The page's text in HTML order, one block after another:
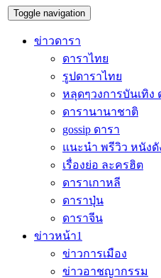
Toggle navigation
ข่าวดารา
ดาราไทย
รูปดาราไทย
หลุดๆวงการบันเทิง
ดารานานาชาติ
gossip ดารา
แนะนำ พรีวิว หนังดั
เรื่องย่อ ละครฮิต
ดาราเกาหลี
ดาราปุ่น
ดาราจีน
ข่าวหน้า1
ข่าวการเมือง
ข่าวอาชญากรรม